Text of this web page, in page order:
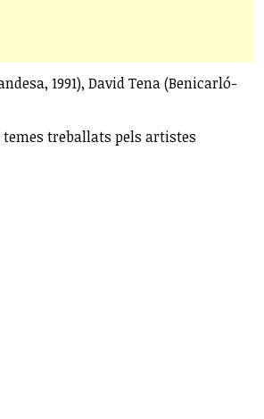
1991), David Tena (Benicarló-
temes treballats pels artistes